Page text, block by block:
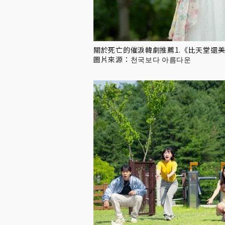
關於死亡的催淚韓劇推薦1.《比天堂還
圖片來源：천국보다 아름다운